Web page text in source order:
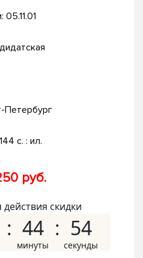
05.11.01
Петербург
144 с. : ил.
руб.
скидки
44 53